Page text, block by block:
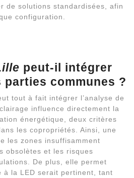
de solutions standardisées, afin
configuration.
peut-il intégrer
parties communes ?
tout à fait intégrer l’analyse de
influence directement la
énergétique, deux critères
les copropriétés. Ainsi, une
les zones insuffisamment
obsolètes et les risques
De plus, elle permet
à la LED serait pertinent, tant